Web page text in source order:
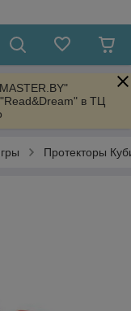
в ТЦ
Протекторы